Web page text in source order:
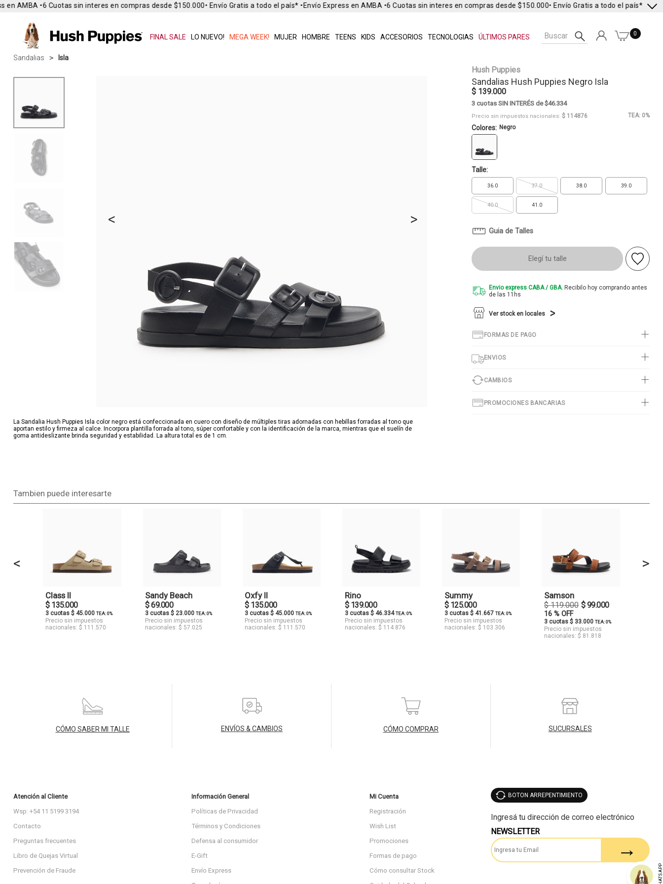
FINAL SALE LO NUEVO! MEGA WEEK! MUJER HOMBRE TEENS KIDS ACCESORIOS TECNOLOGIAS ÚLTIMOS PARES
AMBA •6 Cuotas sin interes en compras desde $150.000• Envío Gratis a todo el país* •Envío Express en AMBA •6 Cuotas sin interes en compras desde $150.000• Envío Gratis a todo el país* •Envío
0
Sandalias Isla
< >
La Sandalia Hush Puppies Isla color negro está confeccionada en cuero con diseño de múltiples tiras adornadas con hebillas forradas al tono que
aportan estilo y firmeza al calce. Incorpora plantilla forrada al tono, súper confortable y con la identificación de la marca, mientras que el suelín de
goma antideslizante brinda seguridad y estabilidad. La altura total es de 1 cm.
Hush Puppies
Sandalias Hush Puppies Negro Isla
$ 139.000
3 cuotas SIN INTERÉS de $46.334
Precio sin impuestos nacionales: $ 114876 TEA: 0%
Colores: Negro
Talle:
36.0 37.0 38.0 39.0
40.0 41.0
Guia de Talles
Elegí tu talle
Envio express CABA / GBA.Recibilo hoy comprando antes
de las 11hs
Ver stock en locales
FORMAS DE PAGO
ENVIOS
CAMBIOS
PROMOCIONES BANCARIAS
Tambien puede interesarte
<
Class II
$ 135.000
3 cuotas $ 45.000TEA: 0%
Precio sin impuestos
nacionales: $ 111.570
Sandy Beach
$ 69.000
3 cuotas $ 23.000TEA: 0%
Precio sin impuestos
nacionales: $ 57.025
Oxfy II
$ 135.000
3 cuotas $ 45.000TEA: 0%
Precio sin impuestos
nacionales: $ 111.570
Rino
$ 139.000
3 cuotas $ 46.334TEA: 0%
Precio sin impuestos
nacionales: $ 114.876
Summy
$ 125.000
3 cuotas $ 41.667 TEA: 0%
Precio sin impuestos
nacionales: $ 103.306
Samson
$ 119.000 $ 99.000
16 % OFF
3 cuotas $ 33.000 TEA: 0%
Precio sin impuestos
nacionales: $ 81.818
>
CÓMO SABER MI TALLE ENVÍOS & CAMBIOS CÓMO COMPRAR SUCURSALES
Atención al Cliente
Wsp: +54 11 5199 3194
Contacto
Preguntas frecuentes
Libro de Quejas Virtual
Prevención de Fraude
Información General
Políticas de Privacidad
Términos y Condiciones
Defensa al consumidor
E-Gift
Envío Express
Mi Cuenta
Registración
Wish List
Promociones
Formas de pago
Cómo consultar Stock
WHATSAPP
BOTON ARREPENTIMIENTO
NEWSLETTER